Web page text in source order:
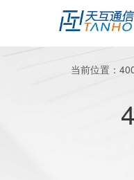
当前位置：